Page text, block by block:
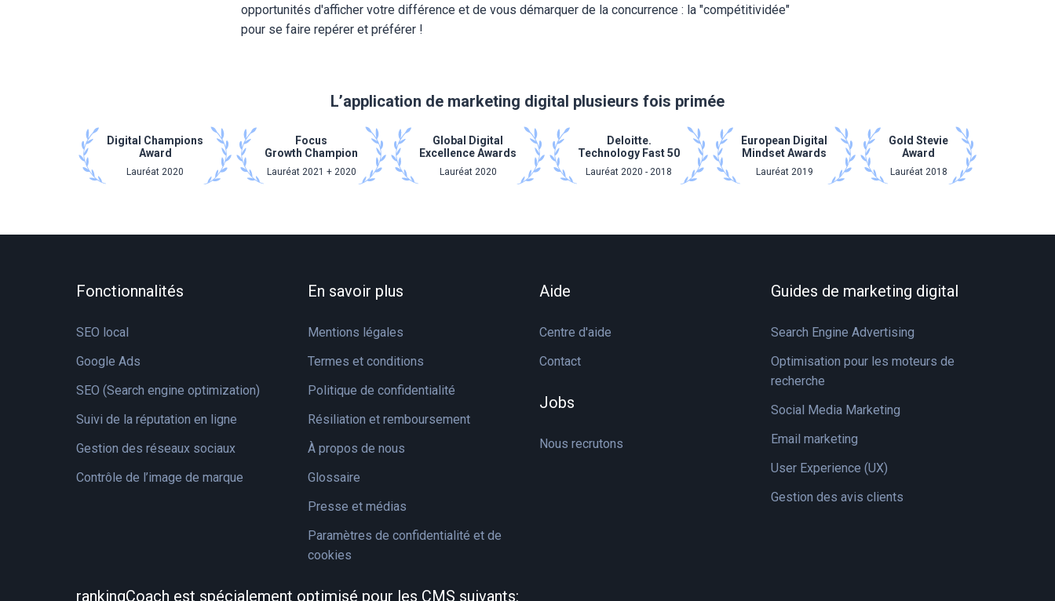
opportunités d'afficher votre différence et de vous démarquer de la concurrence : la "compétitividée"
pour se faire repérer et préférer !
L’application de marketing digital plusieurs fois primée
Digital Champions
Award
Lauréat 2020
Focus
Growth Champion
Lauréat 2021 + 2020
Global Digital
Excellence Awards
Lauréat 2020
Deloitte.
Technology Fast 50
Lauréat 2020 - 2018
European Digital
Mindset Awards
Lauréat 2019
Gold Stevie
Award
Lauréat 2018
Fonctionnalités
SEO local
Google Ads
SEO (Search engine optimization)
Suivi de la réputation en ligne
Gestion des réseaux sociaux
Contrôle de l’image de marque
En savoir plus
Mentions légales
Termes et conditions
Politique de confidentialité
Résiliation et remboursement
À propos de nous
Glossaire
Presse et médias
Paramètres de confidentialité et de
cookies
Aide
Centre d'aide
Contact
Jobs
Nous recrutons
Guides de marketing digital
Search Engine Advertising
Optimisation pour les moteurs de
recherche
Social Media Marketing
Email marketing
User Experience (UX)
Gestion des avis clients
rankingCoach est spécialement optimisé pour les CMS suivants: